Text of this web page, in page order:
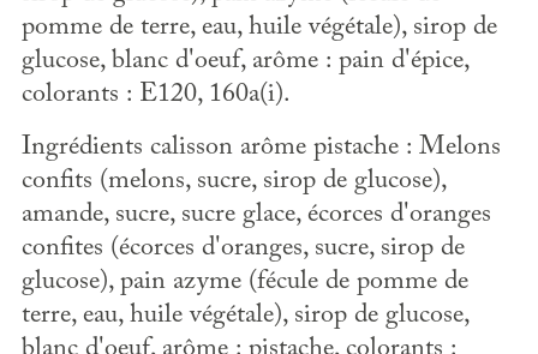
pomme de terre, eau, huile végétale), sirop de
glucose, blanc d'oeuf, arôme : pain d'épice,
colorants : E120, 160a(i).
Ingrédients calisson arôme pistache : Melons
confits (melons, sucre, sirop de glucose),
amande, sucre, sucre glace, écorces d'oranges
confites (écorces d'oranges, sucre, sirop de
glucose), pain azyme (fécule de pomme de
terre, eau, huile végétale), sirop de glucose,